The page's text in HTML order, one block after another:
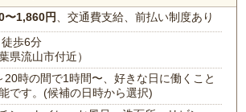
〜1,860円 、交通費支給、前払い制度あり
歩6分
葉県流山市付近）
20時の間で1時間〜、好きな日に働くこと
です。(候補の日時から選択)